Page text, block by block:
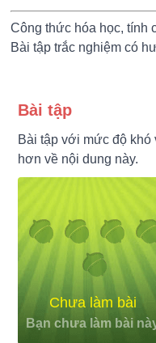
Công thức hóa học, tính
Bài tập trắc nghiệm có
Bài tập
Bài tập với mức độ
hơn về nội dung này.
Chưa làm bài
Bạn chưa làm bài